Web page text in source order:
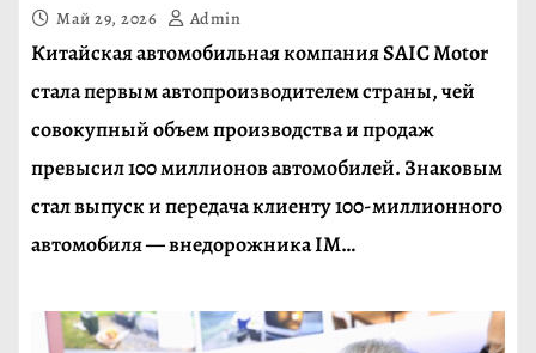
Май 29, 2026 Admin
Китайская автомобильная компания SAIC Motor
стала первым автопроизводителем страны, чей
совокупный объем производства и продаж
превысил 100 миллионов автомобилей. Знаковым
стал выпуск и передача клиенту 100-миллионного
автомобиля — внедорожника IM…